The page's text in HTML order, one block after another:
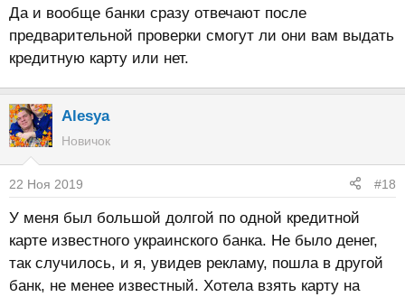
Да и вообще банки сразу отвечают после
предварительной проверки смогут ли они вам выдать
кредитную карту или нет.
Alesya
Новичок
22 Ноя 2019 #18
У меня был большой долгой по одной кредитной
карте известного украинского банка. Не было денег,
так случилось, и я, увидев рекламу, пошла в другой
банк, не менее известный. Хотела взять карту на